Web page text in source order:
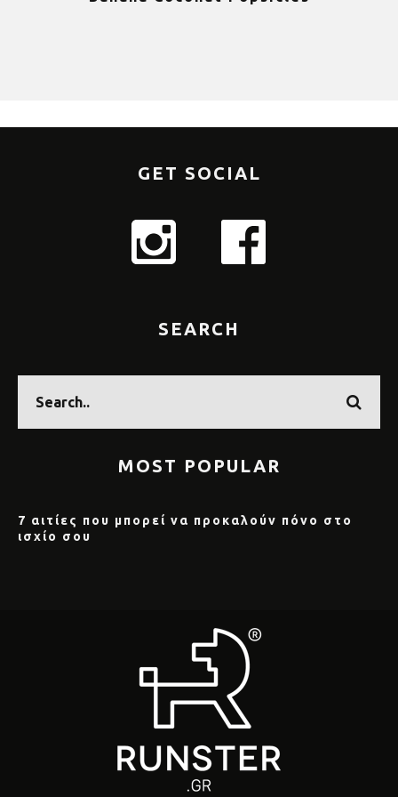
GET SOCIAL
SEARCH
MOST POPULAR
7 αιτίες που μπορεί να προκαλούν πόνο στο
ισχίο σου